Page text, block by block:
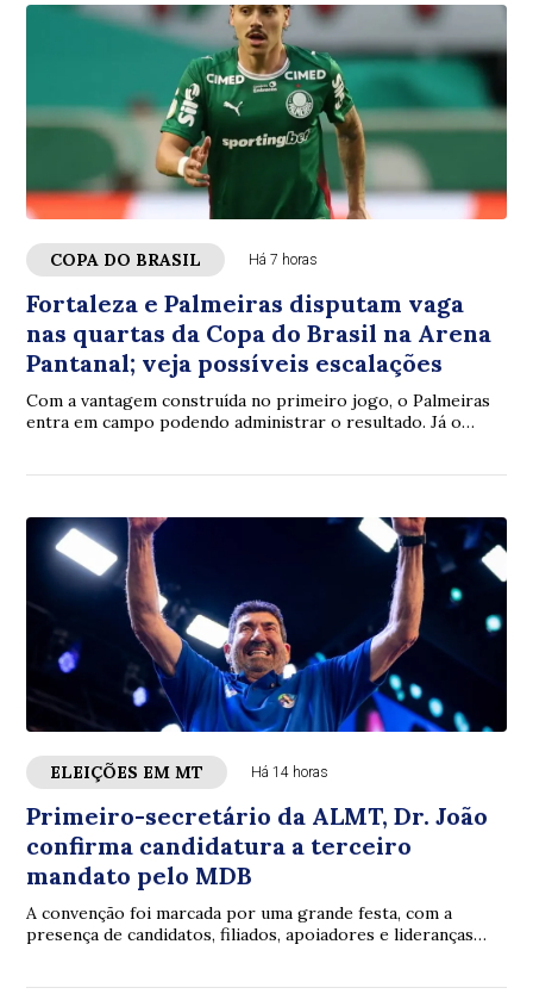
COPA DO BRASIL Há 7 horas
Fortaleza e Palmeiras disputam vaga
nas quartas da Copa do Brasil na Arena
Pantanal; veja possíveis escalações
Com a vantagem construída no primeiro jogo, o Palmeiras
entra em campo podendo administrar o resultado. Já o
ELEIÇÕES EM MT Há 14 horas
Primeiro-secretário da ALMT, Dr. João
confirma candidatura a terceiro
mandato pelo MDB
A convenção foi marcada por uma grande festa, com a
presença de candidatos, filiados, apoiadores e lideranças